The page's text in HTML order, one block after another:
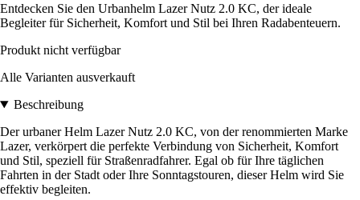
Entdecken Sie den Urbanhelm Lazer Nutz 2.0 KC, der ideale
Begleiter für Sicherheit, Komfort und Stil bei Ihren Radabenteuern.
Produkt nicht verfügbar
Alle Varianten ausverkauft
Beschreibung
Der urbaner Helm Lazer Nutz 2.0 KC, von der renommierten Marke
Lazer, verkörpert die perfekte Verbindung von Sicherheit, Komfort
und Stil, speziell für Straßenradfahrer. Egal ob für Ihre täglichen
Fahrten in der Stadt oder Ihre Sonntagstouren, dieser Helm wird Sie
effektiv begleiten.